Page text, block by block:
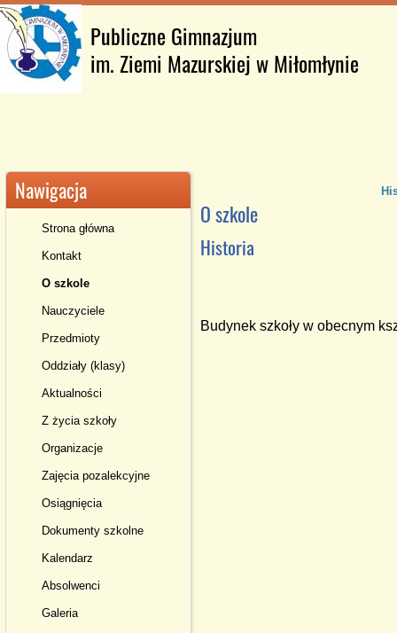
Publiczne Gimnazjum
im. Ziemi Mazurskiej w Miłomłynie
Nawigacja
Strona główna
Kontakt
O szkole
Nauczyciele
Przedmioty
Oddziały (klasy)
Aktualności
Z życia szkoły
Organizacje
Zajęcia pozalekcyjne
Osiągnięcia
Dokumenty szkolne
Kalendarz
Absolwenci
Galeria
O szkole
Historia
Budynek szkoły w obecnym